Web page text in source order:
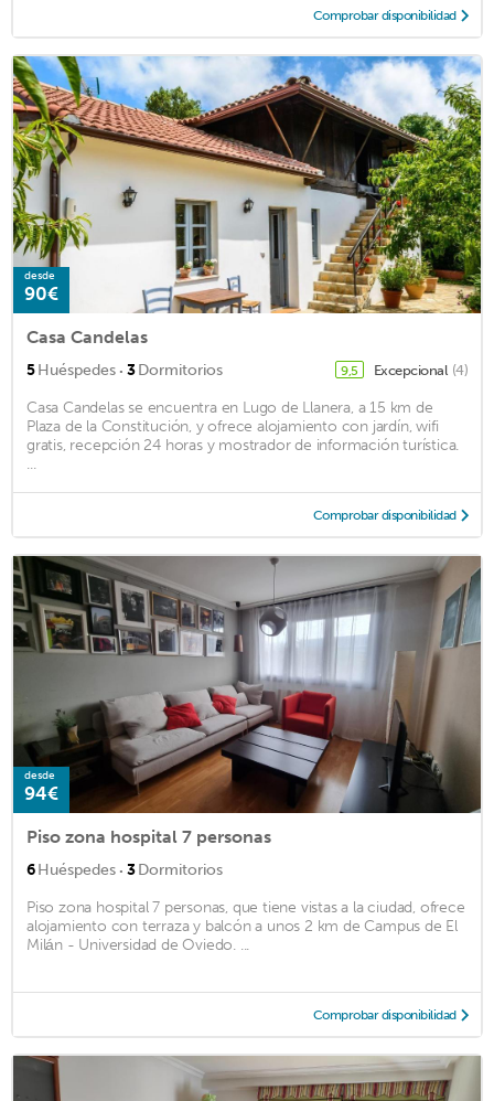
Comprobar disponibilidad
desde
90€
Casa Candelas
5Huéspedes · 3Dormitorios 9,5 Excepcional (4)
Casa Candelas se encuentra en Lugo de Llanera, a 15 km de
Plaza de la Constitución, y ofrece alojamiento con jardín, wifi
gratis, recepción 24 horas y mostrador de información turística.
...
Comprobar disponibilidad
desde
94€
Piso zona hospital 7 personas
6Huéspedes · 3Dormitorios
Piso zona hospital 7 personas, que tiene vistas a la ciudad, ofrece
alojamiento con terraza y balcón a unos 2 km de Campus de El
Milán - Universidad de Oviedo. ...
Comprobar disponibilidad